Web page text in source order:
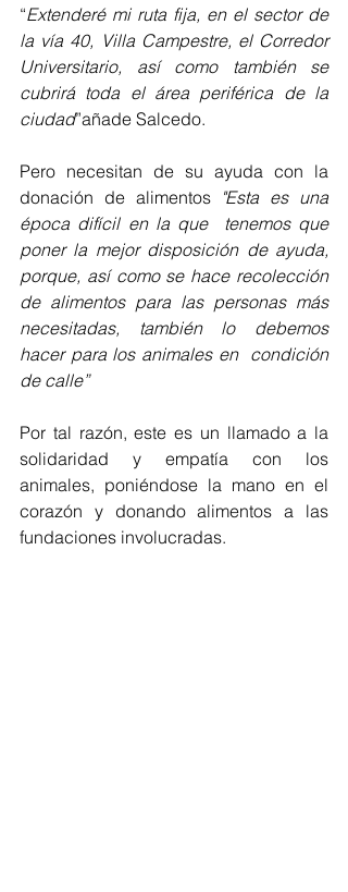
“Extenderé mi ruta fija, en el sector de
la vía 40, Villa Campestre, el Corredor
Universitario, así como también se
cubrirá toda el área periférica de la
ciudad”añade Salcedo.
Pero necesitan de su ayuda con la
donación de alimentos "Esta es una
época difícil en la que  tenemos que
poner la mejor disposición de ayuda,
porque, así como se hace recolección
de alimentos para las personas más
necesitadas, también lo debemos
hacer para los animales en  condición
de calle”
Por tal razón, este es un llamado a la
solidaridad y empatía con los
animales, poniéndose la mano en el
corazón y donando alimentos a las
fundaciones involucradas.